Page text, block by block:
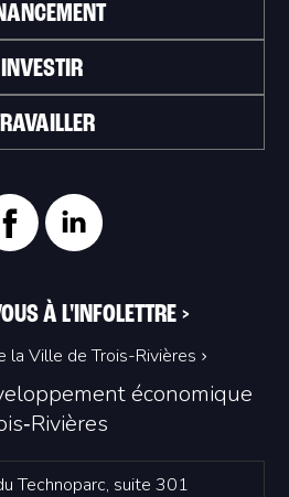
économique
Technoparc, suite 301
INVESTIR
À L'INFOLETTRE >
la Ville de Trois-Rivières